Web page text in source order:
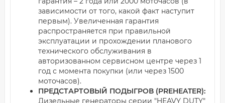
зависимости от того, какой факт наступит
первым). Увеличенная гарантия
распространяется при правильной
эксплуатации и прохождении планового
технического обслуживания в
авторизованном сервисном центре через 1
год с момента покупки (или через 1500
моточасов).
ПРЕДСТАРТОВЫЙ ПОДЫГРОВ (PREHEATER):
Дизельные генераторы серии "HEAVY DUTY"